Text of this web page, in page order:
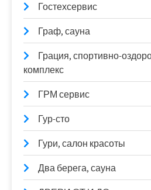
Гостехсервис
Граф, сауна
Грация, спортивно-
комплекс
ГРМ сервис
Гур-сто
Гури, салон красоты
Два берега, сауна